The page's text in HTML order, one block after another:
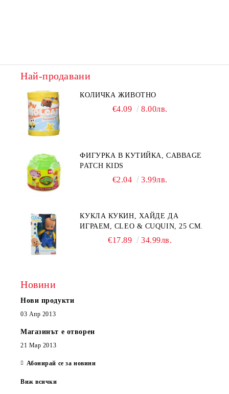
Най-продавани
КОЛИЧКА ЖИВОТНО
€4.09 8.00лв.
ФИГУРКА В КУТИЙКА, CABBAGE
PATCH KIDS
€2.04 3.99лв.
КУКЛА КУКИН, ХАЙДЕ ДА
ИГРАЕМ, CLEO & CUQUIN, 25 СМ.
€17.89 34.99лв.
Новини
Нови продукти
03 Апр 2013
Магазинът е отворен
21 Мар 2013
Абонирай се за новини
Виж всички